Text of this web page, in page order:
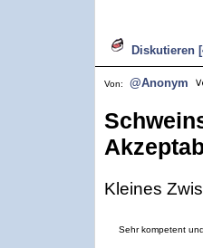
Diskutieren
Von: @Anonym
Kleines
Sehr kompetent